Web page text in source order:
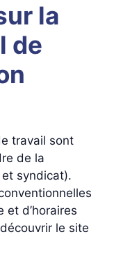
la
de
travail sont
de la
syndicat).
et d’horaires
le site